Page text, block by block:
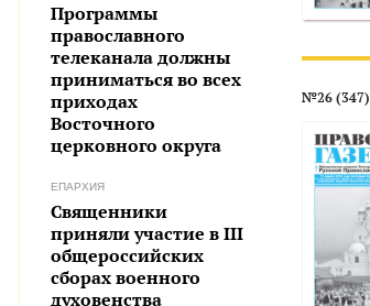
Программы
православного
телеканала должны
приниматься во всех
приходах
Восточного
церковного округа
ЕПАРХИЯ
Священники
приняли участие в III
общероссийских
сборах военного
духовенства
№26 (347)